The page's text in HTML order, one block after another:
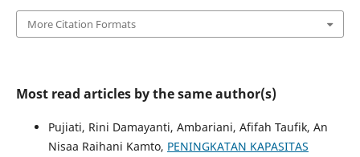
More Citation Formats
Most read articles by the same author(s)
Pujiati, Rini Damayanti, Ambariani, Afifah Taufik, An
Nisaa Raihani Kamto, PENINGKATAN KAPASITAS